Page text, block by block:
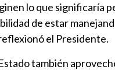
lo que significaría
de estar
el Presidente.
también